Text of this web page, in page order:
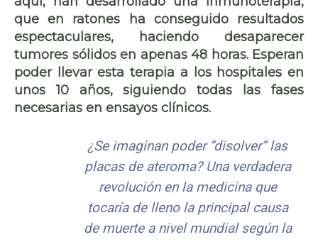
que en ratones ha conseguido resultados
espectaculares, haciendo desaparecer
tumores sólidos en apenas 48 horas. Esperan
poder llevar esta terapia a los hospitales en
unos 10 años, siguiendo todas las fases
necesarias en ensayos clínicos.
¿Se imaginan poder “disolver” las
placas de ateroma? Una verdadera
revolución en la medicina que
tocaría de lleno la principal causa
de muerte a nivel mundial según la